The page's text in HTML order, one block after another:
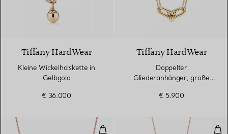
2 Materialien
Tiffany HardWear
Kleine Wickelhalskette in
Gelbgold
€ 36.000
Tiffany HardWear
Doppelter
Gliederanhänger, große
€ 5.900
Smile Anhänger in Roségold